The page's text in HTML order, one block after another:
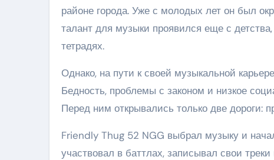
районе города. Уже с молодых лет он был
талант для музыки проявился еще с
тетрадях.
Однако, на пути к своей музыкальной
Бедность, проблемы с законом и низкое
Перед ним открывались только две дороги:
Friendly Thug 52 NGG выбрал музыку и
участвовал в баттлах, записывал свои